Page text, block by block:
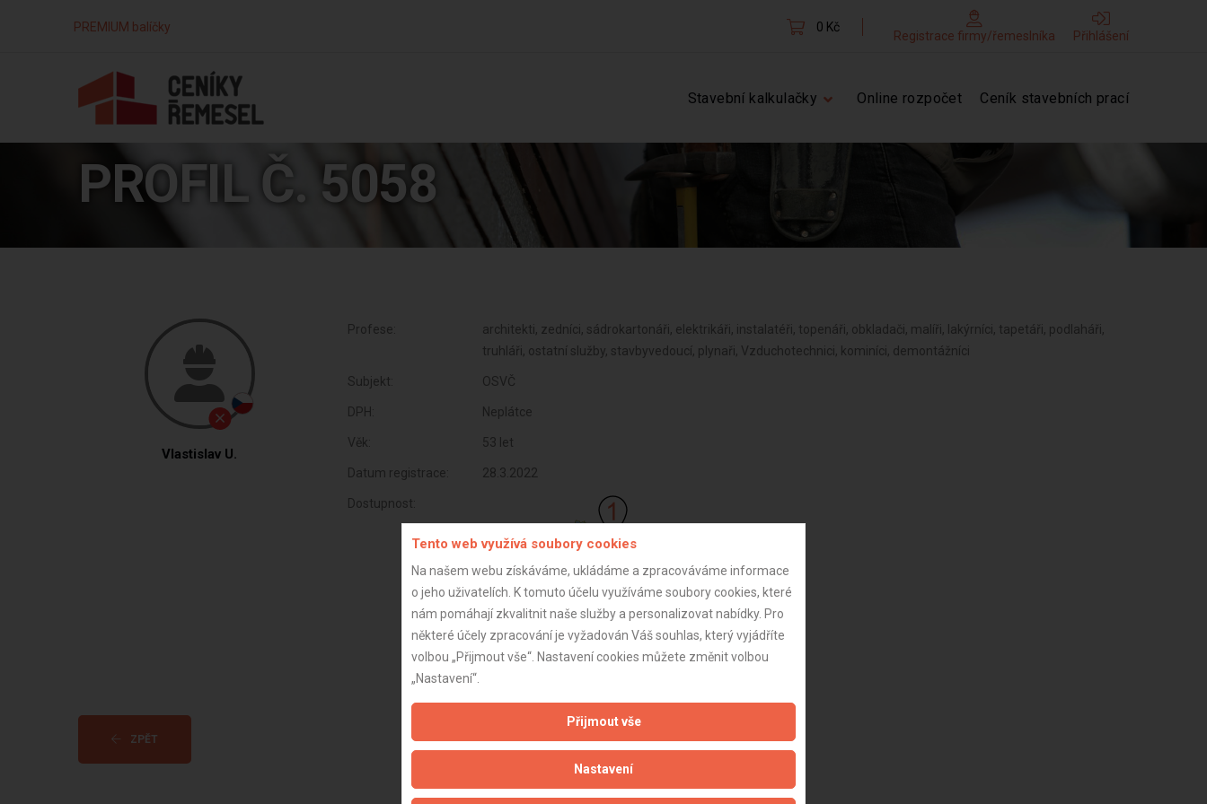
PREMIUM balíčky 0 Kč
Registrace firmy/řemeslníka Přihlášení
Stavební kalkulačky Online rozpočet Ceník stavebních prací
PROFIL Č. 5058
Vlastislav U.
Profese:
architekti, zedníci, sádrokartonáři, elektrikáři, instalatéři, topenáři, obkladači, malíři, lakýrníci, tapetáři, podlaháři,
truhláři, ostatní služby, stavbyvedoucí, plynaři, Vzduchotechnici, kominíci, demontážníci
Subjekt: OSVČ
DPH: Neplátce
Věk: 53 let
Datum registrace: 28.3.2022
Dostupnost:
ZPĚT Aktualizováno z portálu ARES dne 31.12.2023 05:30:12
Tento web využívá soubory cookies
Na našem webu získáváme, ukládáme a zpracováváme informace
o jeho uživatelích. K tomuto účelu využíváme soubory cookies, které
nám pomáhají zkvalitnit naše služby a personalizovat nabídky. Pro
některé účely zpracování je vyžadován Váš souhlas, který vyjádříte
volbou „Přijmout vše“. Nastavení cookies můžete změnit volbou
„Nastavení“.
Přijmout vše
Nastavení